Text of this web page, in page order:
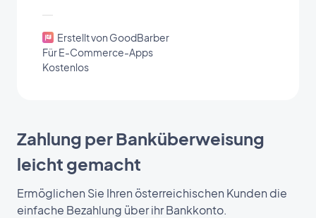
Erstellt von GoodBarber
Für E-Commerce-Apps
Kostenlos
Zahlung per Banküberweisung
leicht gemacht
Ermöglichen Sie Ihren österreichischen Kunden die
einfache Bezahlung über ihr Bankkonto.